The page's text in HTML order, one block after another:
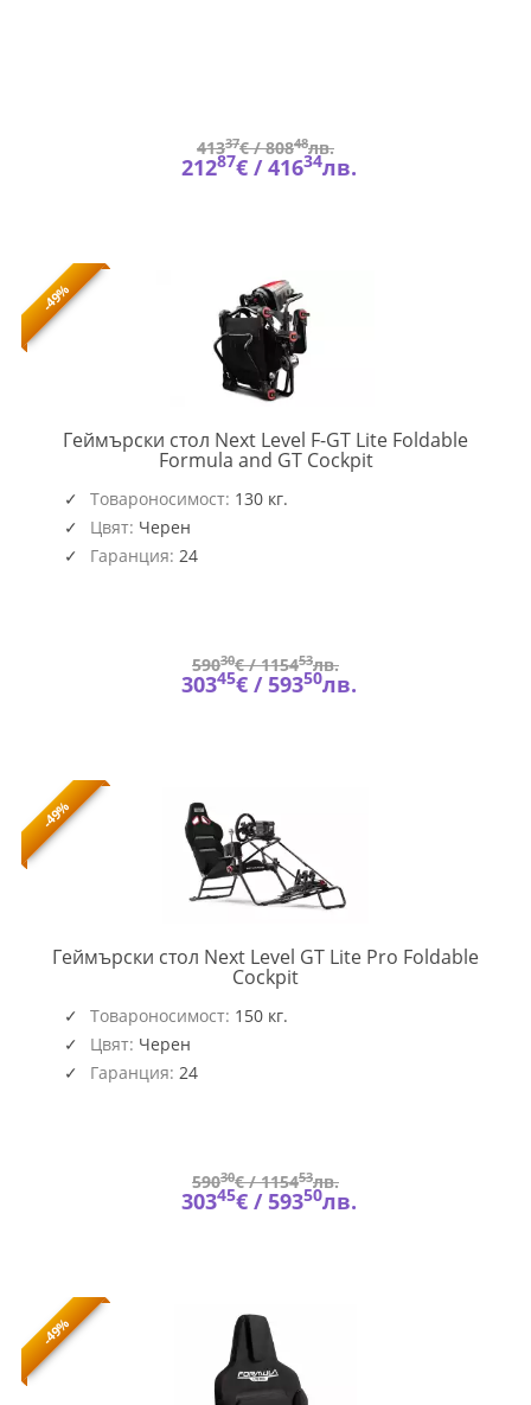
41337€ /80848лв.
21287€ /41634лв.
-49%
Геймърски стол Next Level F-GT Lite Foldable
Formula and GT CockpitNEXT-
Товароносимост: 130 кг.
Цвят: Черен
Гаранция: 24
59030€ /115453лв.
30345€ / 59350лв.
-49%
Геймърски стол Next Level GT Lite Pro Foldable
CockpitNEXT-
Товароносимост: 150 кг.
Цвят: Черен
Гаранция: 24
59030€ /115453лв.
30345€ / 59350лв.
-49%